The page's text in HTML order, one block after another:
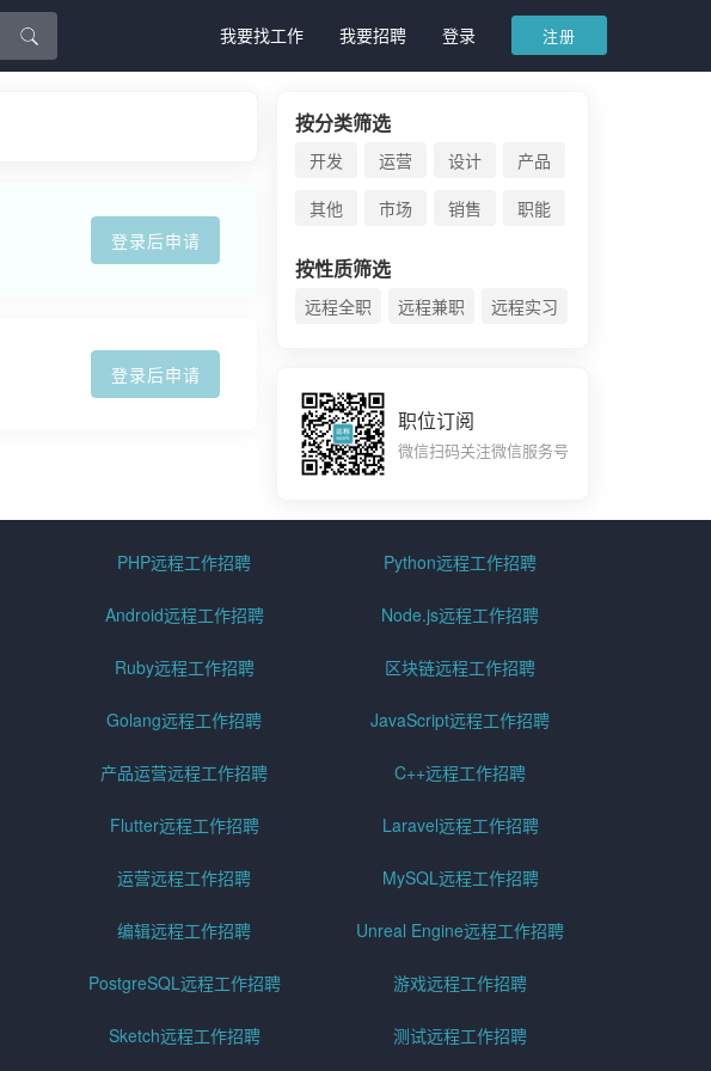
我要找工作 我要招聘 登录 注册
登录后申请
登录后申请
按分类筛选
开发 运营 设计
产品
其他
市场 销售 职能
按性质筛选
远程全职 远程兼职 远程实习
职位订阅
微信扫码关注微信服务号
PHP远程工作招聘 Python远程工作招聘
Android远程工作招聘 Node.js远程工作招聘
Ruby远程工作招聘 区块链远程工作招聘
Golang远程工作招聘 JavaScript远程工作招聘
产品运营远程工作招聘 C++远程工作招聘
Flutter远程工作招聘 Laravel远程工作招聘
运营远程工作招聘 MySQL远程工作招聘
编辑远程工作招聘 Unreal Engine远程工作招聘
PostgreSQL远程工作招聘 游戏远程工作招聘
Sketch远程工作招聘 测试远程工作招聘